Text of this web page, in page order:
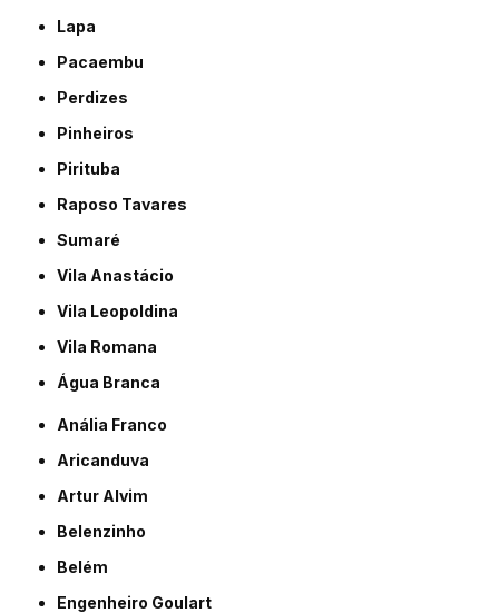
Lapa
Pacaembu
Perdizes
Pinheiros
Pirituba
Raposo Tavares
Sumaré
Vila Anastácio
Vila Leopoldina
Vila Romana
Água Branca
Anália Franco
Aricanduva
Artur Alvim
Belenzinho
Belém
Engenheiro Goulart